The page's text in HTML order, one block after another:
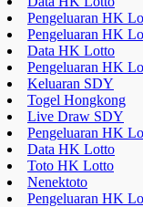
Pengeluaran HK
Pengeluaran HK
Data HK Lotto
Pengeluaran HK
Keluaran SDY
Togel Hongkong
Live Draw SDY
Pengeluaran HK
Data HK Lotto
Toto HK Lotto
Nenektoto
Pengeluaran HK